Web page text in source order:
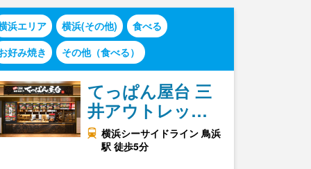
浜エリア 横浜(その他)
食べる
好み焼き
その他（食べる）
てっぱん屋台 三
井アウトレッ…
横浜シーサイドライン 鳥浜
駅 徒歩5分